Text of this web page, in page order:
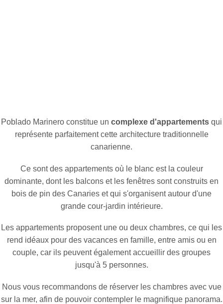
Poblado Marinero constitue un complexe d'appartements qui
représente parfaitement cette architecture traditionnelle
canarienne.
Ce sont des appartements où le blanc est la couleur
dominante, dont les balcons et les fenêtres sont construits en
bois de pin des Canaries et qui s'organisent autour d'une
grande cour-jardin intérieure.
Les appartements proposent une ou deux chambres, ce qui les
rend idéaux pour des vacances en famille, entre amis ou en
couple, car ils peuvent également accueillir des groupes
jusqu'à 5 personnes.
Nous vous recommandons de réserver les chambres avec vue
sur la mer, afin de pouvoir contempler le magnifique panorama.